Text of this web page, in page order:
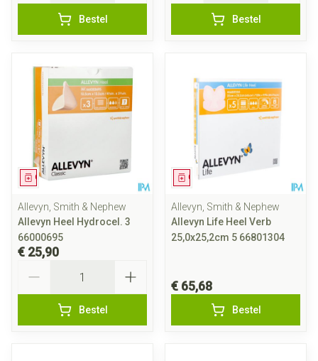
Bestel Bestel
Geneesmiddel
Allevyn, Smith & Nephew
Allevyn Heel Hydrocel. 3
66000695
€ 25,90
Bestel
Geneesmiddel
Allevyn, Smith & Nephew
Allevyn Life Heel Verb
25,0x25,2cm 5 66801304
€ 65,68
Bestel